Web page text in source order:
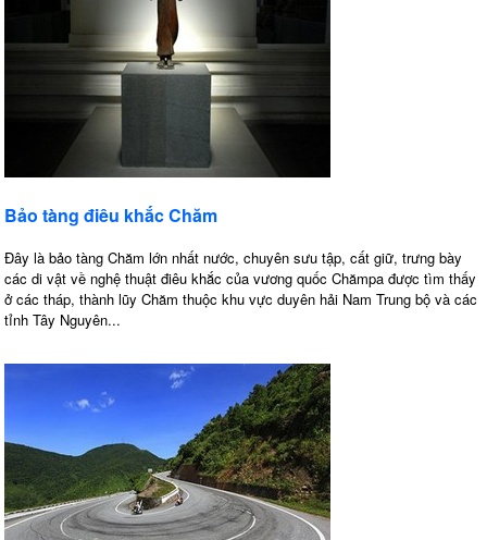
Bảo tàng điêu khắc Chăm
Đây là bảo tàng Chăm lớn nhất nước, chuyên sưu tập, cất giữ, trưng bày
các di vật về nghệ thuật điêu khắc của vương quốc Chămpa được tìm thấy
ở các tháp, thành lũy Chăm thuộc khu vực duyên hải Nam Trung bộ và các
tỉnh Tây Nguyên...